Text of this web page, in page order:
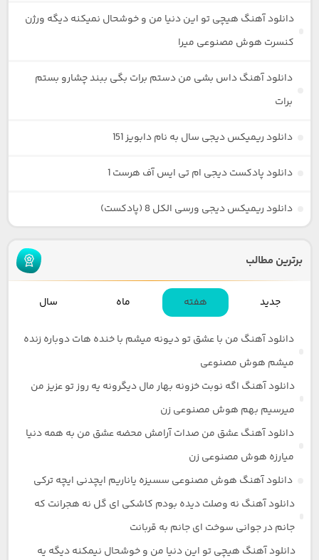
دانلود آهنگ هیچی تو این دنیا من و خوشحال نمیکنه دیگه ورژن
کنسرت هوش مصنوعی میرا
دانلود آهنگ داس بشی من دستم برات بگی ببند چشارو بستم
برات
دانلود ریمیکس دیجی سال به نام دابویز 151
دانلود پادکست دیجی ام تی ایس آف هرست 1
دانلود ریمیکس دیجی ورسی الکل 8 (پادکست)
برترین مطالب
جدید هفته ماه سال
دانلود آهنگ من با عشق تو دیونه میشم با خنده هات دوباره زنده
میشم هوش مصنوعی
دانلود آهنگ اگه نوبت خزونه بهار مال دیگرونه یه روز تو عزیز من
میرسیم بهم هوش مصنوعی زن
دانلود آهنگ عشق من صدات آرامش محضه عشق من به همه دنیا
میارزه هوش مصنوعی زن
دانلود آهنگ هوش مصنوعی سسیزه یاناریم ایچدنی ایچه ترکی
دانلود آهنگ نه وصلت دیده بودم کاشکی ای گل نه هجرانت که
جانم در جوانی سوخت ای جانم به قربانت
دانلود آهنگ هیچی تو این دنیا من و خوشحال نیمکنه دیگه یه